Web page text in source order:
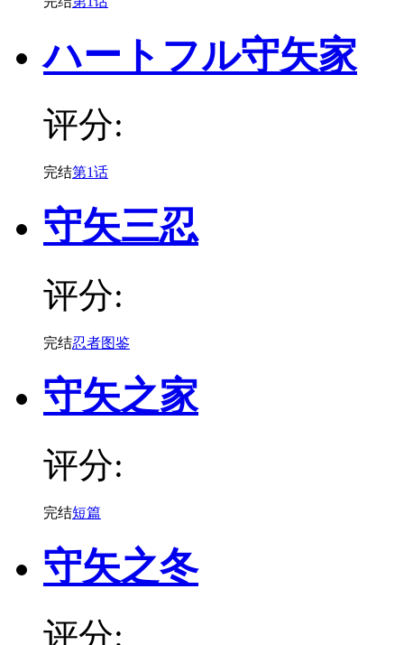
ハートフル守矢家
评分:
完结第1话
守矢三忍
评分:
完结忍者图鉴
守矢之家
评分:
完结短篇
守矢之冬
评分: